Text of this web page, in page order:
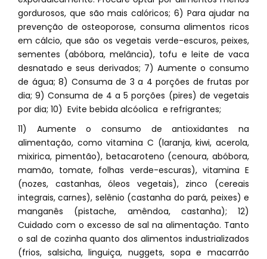
gordurosos, que são mais calóricos; 6) Para ajudar na
prevenção de osteoporose, consuma alimentos ricos
em cálcio, que são os vegetais verde-escuros, peixes,
sementes (abóbora, melância), tofu e leite de vaca
desnatado e seus derivados; 7) Aumente o consumo
de água; 8) Consuma de 3 a 4 porções de frutas por
dia; 9) Consuma de 4 a 5 porções (pires) de vegetais
por dia; 10) Evite bebida alcóolica e refrigrantes;
11) Aumente o consumo de antioxidantes na
alimentação, como vitamina C (laranja, kiwi, acerola,
mixirica, pimentão), betacaroteno (cenoura, abóbora,
mamão, tomate, folhas verde-escuras), vitamina E
(nozes, castanhas, óleos vegetais), zinco (cereais
integrais, carnes), selênio (castanha do pará, peixes) e
manganês (pistache, amêndoa, castanha); 12)
Cuidado com o excesso de sal na alimentação. Tanto
o sal de cozinha quanto dos alimentos industrializados
(frios, salsicha, linguiça, nuggets, sopa e macarrão